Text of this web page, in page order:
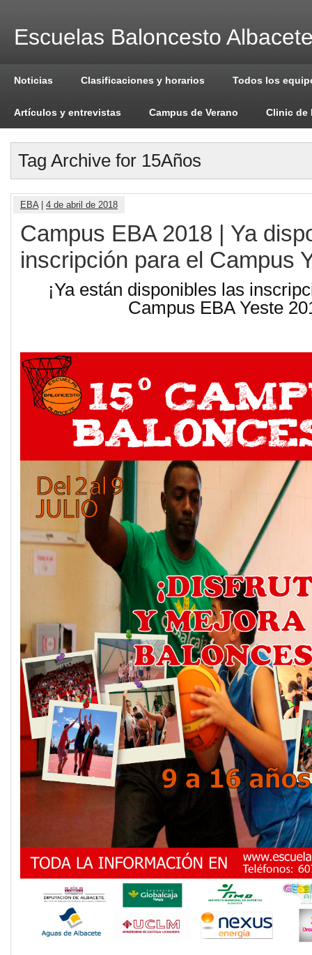
Escuelas Baloncesto
Noticias Clasificaciones y horarios Todos los
Artículos y entrevistas Campus de Verano Clinic de
Tag Archive for 15Años
EBA| 4 de abril de 2018
Campus EBA 2018 | Ya
inscripción para el Campus
¡Ya están disponibles las
Campus EBA Yeste